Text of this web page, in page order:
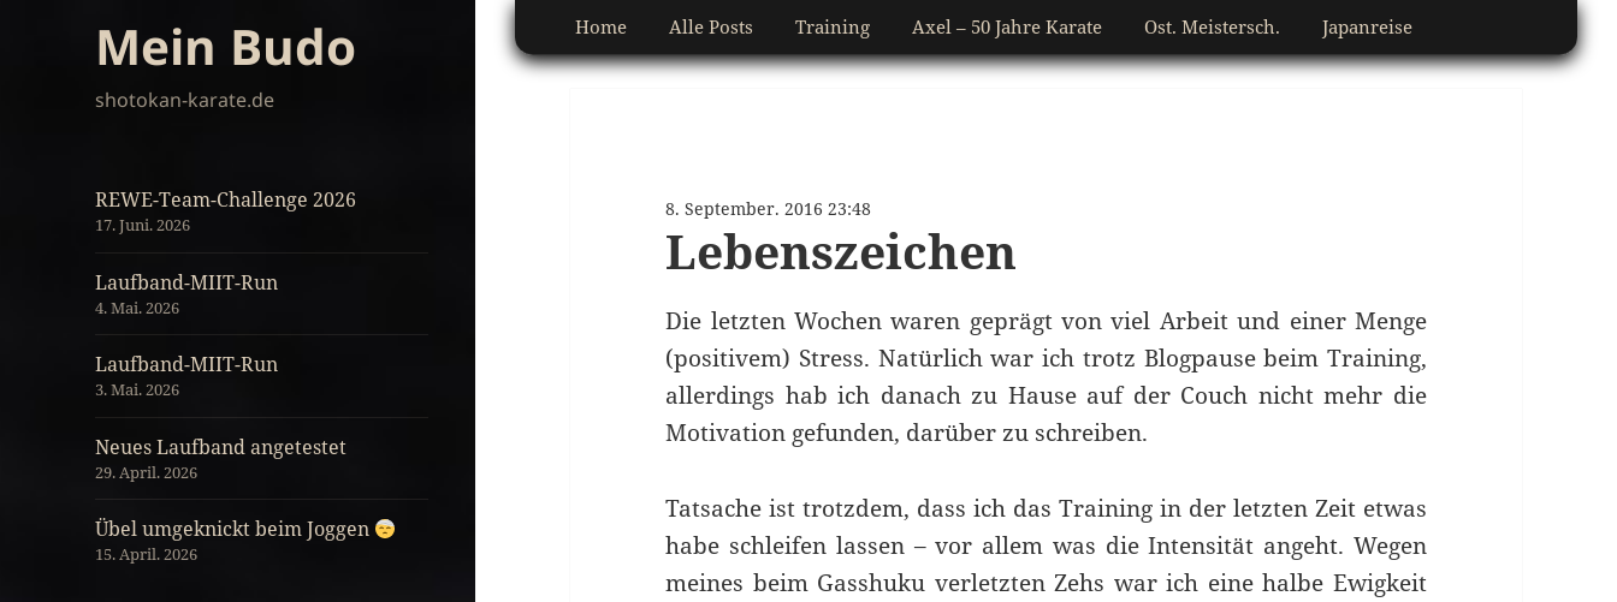
Mein Budo
shotokan-karate.de
REWE-Team-Challenge 2026
17. Juni. 2026
Laufband-MIIT-Run
4. Mai. 2026
Laufband-MIIT-Run
3. Mai. 2026
Neues Laufband angetestet
29. April. 2026
Übel umgeknickt beim Joggen
15. April. 2026
Home Alle Posts Training Axel – 50 Jahre Karate Ost. Meistersch. Japanreise
8. September. 2016 23:48
Lebenszeichen
Die letzten Wochen waren geprägt von viel Arbeit und einer Menge
(positivem) Stress. Natürlich war ich trotz Blogpause beim Training,
allerdings hab ich danach zu Hause auf der Couch nicht mehr die
Motivation gefunden, darüber zu schreiben.
Tatsache ist trotzdem, dass ich das Training in der letzten Zeit etwas
habe schleifen lassen – vor allem was die Intensität angeht. Wegen
meines beim Gasshuku verletzten Zehs war ich eine halbe Ewigkeit